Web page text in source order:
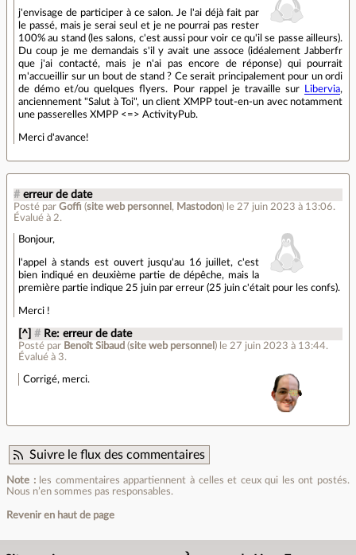
j'envisage de participer à ce salon. Je l'ai déjà fait par
le passé, mais je serai seul et je ne pourrai pas rester
100% au stand (les salons, c'est aussi pour voir ce qu'il se passe ailleurs).
Du coup je me demandais s'il y avait une assoce (idéalement Jabberfr
que j'ai contacté, mais je n'ai pas encore de réponse) qui pourrait
m'accueillir sur un bout de stand ? Ce serait principalement pour un ordi
de démo et/ou quelques flyers. Pour rappel je travaille sur
Libervia,
anciennement "Salut à Toi", un client XMPP tout-en-un avec notamment
une passerelles XMPP <=> ActivityPub.
Merci d'avance!
# erreur de date
Posté par Goffi (site web personnel , Mastodon) le 27 juin 2023 à 13:06.
Évalué à 2.
Bonjour,
l'appel à stands est ouvert jusqu'au 16 juillet, c'est
bien indiqué en deuxième partie de dépêche, mais la
première partie indique 25 juin par erreur (25 juin c'était pour les confs).
Merci !
[^] # Re: erreur de date
Posté par Benoît Sibaud (site web personnel ) le 27 juin 2023 à 13:44.
Évalué à 3.
Corrigé, merci.
Suivre le flux des commentaires
Note :les commentaires appartiennent à celles et ceux qui les ont postés.
Nous n’en sommes pas responsables.
Revenir en haut de page